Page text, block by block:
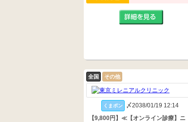
全国 その他
くまポン
〆2038/01/19 12:14
【9,800円】≪【オンライン診療】ニ